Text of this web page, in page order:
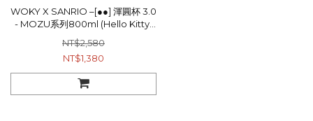
WOKY X SANRIO –[●●] 渾圓杯 3.0
- MOZU系列800ml (Hello Kitty/
大耳狗/帕恰狗/酷洛米)
NT$2,580
NT$1,380